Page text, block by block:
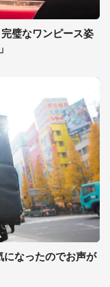
璧なワンピース姿
なったのでお声が